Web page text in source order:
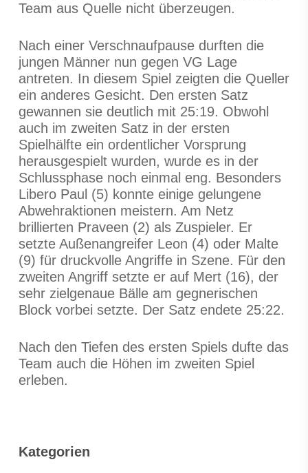
Team aus Quelle nicht überzeugen.
Nach einer Verschnaufpause durften die
jungen Männer nun gegen VG Lage
antreten. In diesem Spiel zeigten die Queller
ein anderes Gesicht. Den ersten Satz
gewannen sie deutlich mit 25:19. Obwohl
auch im zweiten Satz in der ersten
Spielhälfte ein ordentlicher Vorsprung
herausgespielt wurden, wurde es in der
Schlussphase noch einmal eng. Besonders
Libero Paul (5) konnte einige gelungene
Abwehraktionen meistern. Am Netz
brillierten Praveen (2) als Zuspieler. Er
setzte Außenangreifer Leon (4) oder Malte
(9) für druckvolle Angriffe in Szene. Für den
zweiten Angriff setzte er auf Mert (16), der
sehr zielgenaue Bälle am gegnerischen
Block vorbei setzte. Der Satz endete 25:22.
Nach den Tiefen des ersten Spiels dufte das
Team auch die Höhen im zweiten Spiel
erleben.
Kategorien